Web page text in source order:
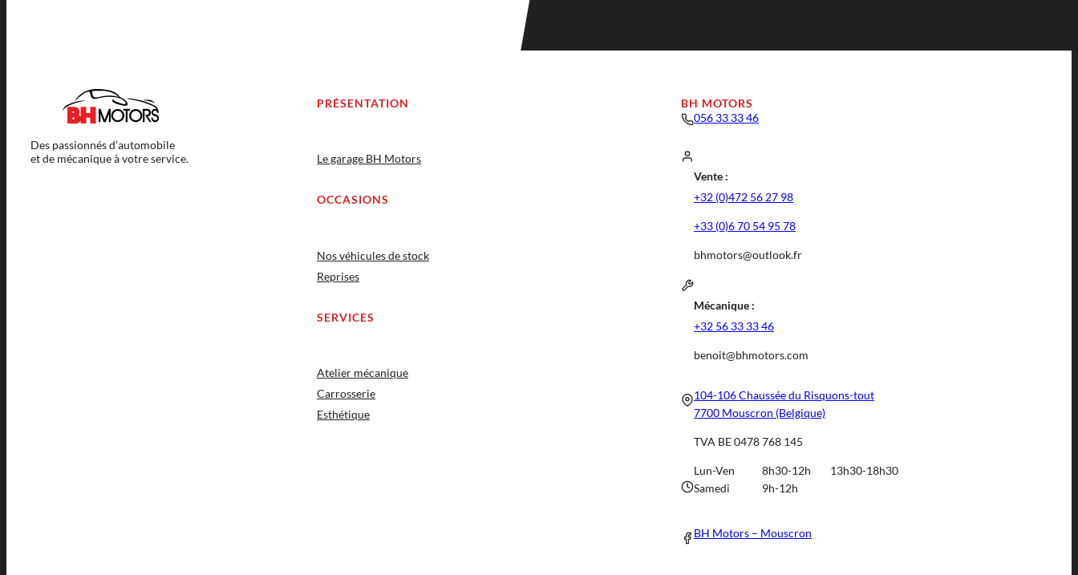
Des passionnés d’automobile
et de mécanique à votre service.
PRÉSENTATION
Le garage BH Motors
OCCASIONS
Nos véhicules de stock
Reprises
SERVICES
Atelier mécanique
Carrosserie
Esthétique
BH MOTORS
056 33 33 46
Vente :
+32 (0)472 56 27 98
+33 (0)6 70 54 95 78
bhmotors@outlook.fr
Mécanique :
+32 56 33 33 46
benoit@bhmotors.com
104-106 Chaussée du Risquons-tout
7700 Mouscron (Belgique)
TVA BE 0478 768 145
Lun-Ven 8h30-12h
13h30-18h30
Samedi
9h-12h
BH Motors – Mouscron